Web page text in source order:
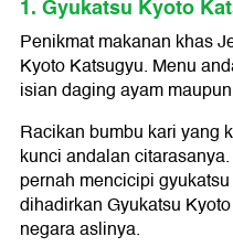
1. Gyukatsu Kyoto
Penikmat makanan khas
Kyoto Katsugyu. Menu
isian daging ayam
Racikan bumbu kari yang
kunci andalan
pernah mencicipi
dihadirkan Gyukatsu
negara aslinya.